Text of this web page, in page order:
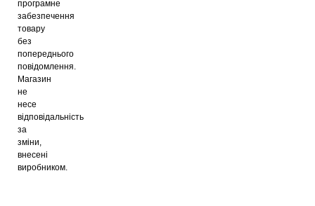
програмне
забезпечення
товару
без
попереднього
повідомлення.
Магазин
не
несе
відповідальність
за
зміни,
внесені
виробником.